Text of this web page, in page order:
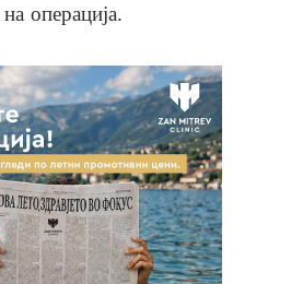
операција.